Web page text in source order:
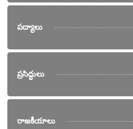
పద్యాలు
ప్రసిద్ధులు
రాజకీయాలు